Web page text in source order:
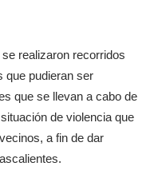
realizaron recorridos
que pudieran ser
que se llevan a cabo de
de violencia que
a fin de dar